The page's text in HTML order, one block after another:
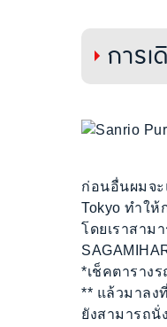
การเ
ก่อนอื่นผมจะ
Tokyo ทำให้
โดยเราสาม
*เช็คตาราง
** แล้วมาลง
ยังสามารถนั่